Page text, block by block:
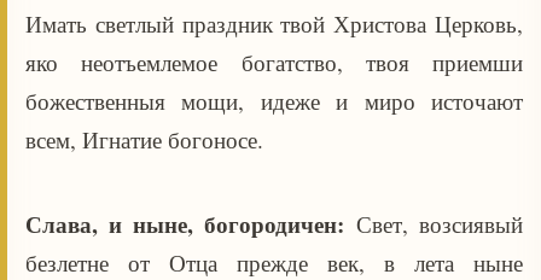
Имать светлый праздник твой Христова Церковь,
яко неотъемлемое богатство, твоя приемши
божественныя мощи, идеже и миро источают
всем, Игнатие богоносе.
Слава, и ныне, богородичен: Свет, возсиявый
безлетне от Отца прежде век, в лета ныне